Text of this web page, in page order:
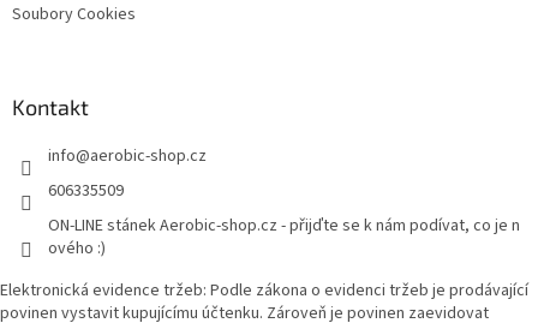
Soubory Cookies
Kontakt
info@aerobic-shop.cz
606335509
ON-LINE stánek Aerobic-shop.cz - přijďte se k nám podívat, co je n
ového :)
Elektronická evidence tržeb: Podle zákona o evidenci tržeb je prodávající
povinen vystavit kupujícímu účtenku. Zároveň je povinen zaevidovat